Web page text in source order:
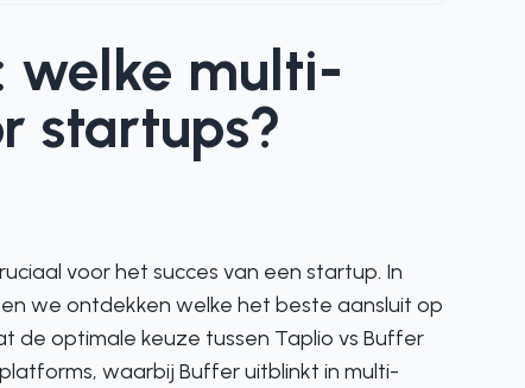
welke multi-
startups?
voor het succes van een startup. In
we ontdekken welke het beste aansluit op
optimale keuze tussen Taplio vs Buffer
waarbij Buffer uitblinkt in multi-